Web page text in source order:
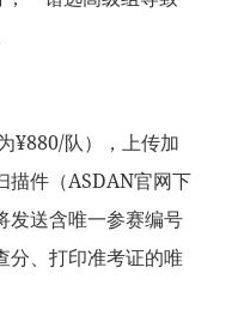
¥880/队），上传加
描件（ASDAN官网下
发送含唯一参赛编号
、打印准考证的唯